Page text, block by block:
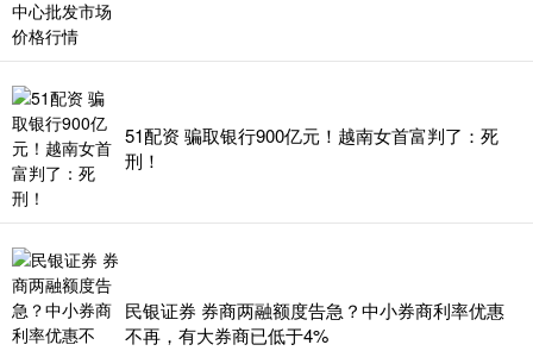
51配资 骗取银行900亿元！越南女首富判了：死
刑！
民银证券 券商两融额度告急？中小券商利率优惠
不再，有大券商已低于4%